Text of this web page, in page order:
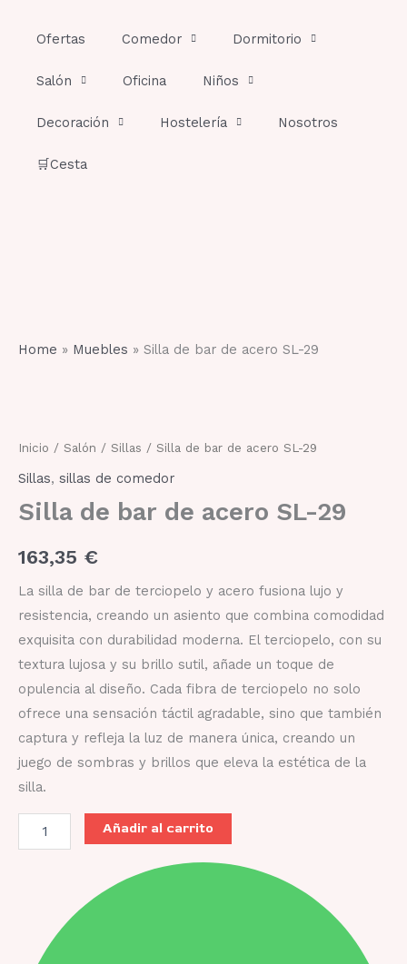
Ofertas Comedor Dormitorio
Salón Oficina Niños
Decoración Hostelería Nosotros
🛒Cesta
Home » Muebles » Silla de bar de acero SL-29
Inicio / Salón / Sillas / Silla de bar de acero SL-29
Sillas, sillas de comedor
Silla de bar de acero SL-29
163,35 €
La silla de bar de terciopelo y acero fusiona lujo y
resistencia, creando un asiento que combina comodidad
exquisita con durabilidad moderna. El terciopelo, con su
textura lujosa y su brillo sutil, añade un toque de
opulencia al diseño. Cada fibra de terciopelo no solo
ofrece una sensación táctil agradable, sino que también
captura y refleja la luz de manera única, creando un
juego de sombras y brillos que eleva la estética de la
silla.
acero
29
Añadir al carrito